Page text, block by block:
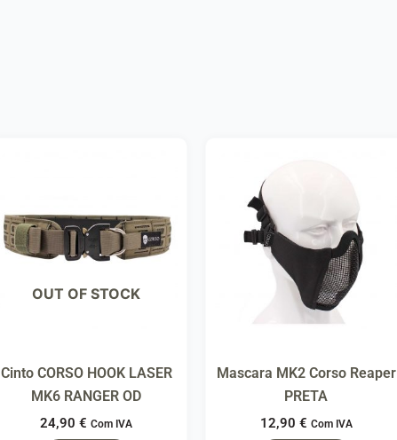
OUT OF STOCK
Cinto CORSO HOOK LASER
MK6 RANGER OD
24,90€ Com IVA
Mascara MK2 Corso Reaper
PRETA
12,90 € Com IVA